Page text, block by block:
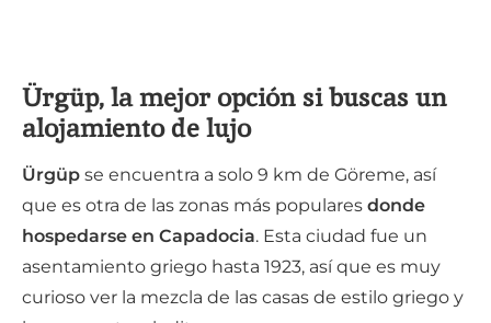
Ürgüp, la mejor opción si buscas un
alojamiento de lujo
Ürgüp se encuentra a solo 9 km de Göreme, así
que es otra de las zonas más populares donde
hospedarse en Capadocia. Esta ciudad fue un
asentamiento griego hasta 1923, así que es muy
curioso ver la mezcla de las casas de estilo griego y